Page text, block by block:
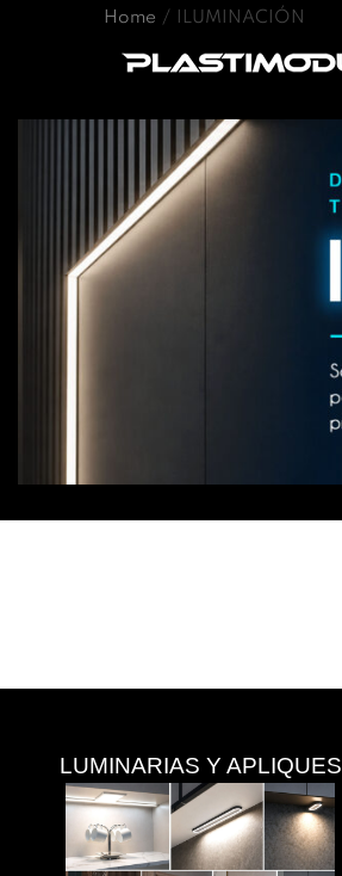
Home / ILUMINACIÓN
LUMINARIAS Y APLIQUES